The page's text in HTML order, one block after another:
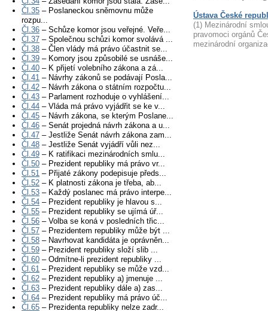
Čl.35 – Poslaneckou sněmovnu může
rozpu...
Čl.36 – Schůze komor jsou veřejné. Veře...
Čl.37 – Společnou schůzi komor svolává ...
Čl.38 – Člen vlády má právo účastnit se...
Čl.39 – Komory jsou způsobilé se usnáše...
Čl.40 – K přijetí volebního zákona a zá...
Čl.41 – Návrhy zákonů se podávají Posla...
Čl.42 – Návrh zákona o státním rozpočtu...
Čl.43 – Parlament rozhoduje o vyhlášení...
Čl.44 – Vláda má právo vyjádřit se ke v...
Čl.45 – Návrh zákona, se kterým Poslane...
Čl.46 – Senát projedná návrh zákona a u...
Čl.47 – Jestliže Senát návrh zákona zam...
Čl.48 – Jestliže Senát vyjádří vůli nez...
Čl.49 – K ratifikaci mezinárodních smlu...
Čl.50 – Prezident republiky má právo vr...
Čl.51 – Přijaté zákony podepisuje předs...
Čl.52 – K platnosti zákona je třeba, ab...
Čl.53 – Každý poslanec má právo interpe...
Čl.54 – Prezident republiky je hlavou s...
Čl.55 – Prezident republiky se ujímá úř...
Čl.56 – Volba se koná v posledních třic...
Čl.57 – Prezidentem republiky může být ...
Čl.58 – Navrhovat kandidáta je oprávněn...
Čl.59 – Prezident republiky složí slib ...
Čl.60 – Odmítne-li prezident republiky ...
Čl.61 – Prezident republiky se může vzd...
Čl.62 – Prezident republiky a) jmenuje ...
Čl.63 – Prezident republiky dále a) zas...
Čl.64 – Prezident republiky má právo úč...
Čl.65 – Prezidenta republiky nelze zadr...
Ústava České
(1) Mezinárodní
pravomoci orgánů
mezinárodní